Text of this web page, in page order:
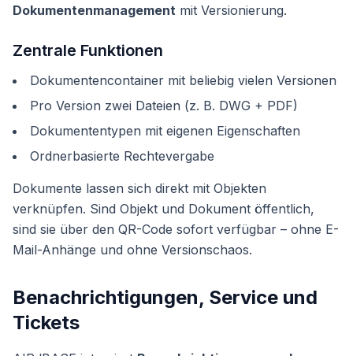
Dokumentenmanagement mit Versionierung.
Zentrale Funktionen
Dokumentencontainer mit beliebig vielen Versionen
Pro Version zwei Dateien (z. B. DWG + PDF)
Dokumententypen mit eigenen Eigenschaften
Ordnerbasierte Rechtevergabe
Dokumente lassen sich direkt mit Objekten
verknüpfen. Sind Objekt und Dokument öffentlich,
sind sie über den QR-Code sofort verfügbar – ohne E-
Mail-Anhänge und ohne Versionschaos.
Benachrichtigungen, Service und
Tickets